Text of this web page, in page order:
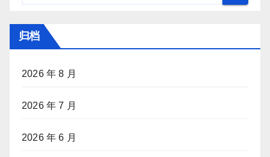
归档
2026 年 8 月
2026 年 7 月
2026 年 6 月